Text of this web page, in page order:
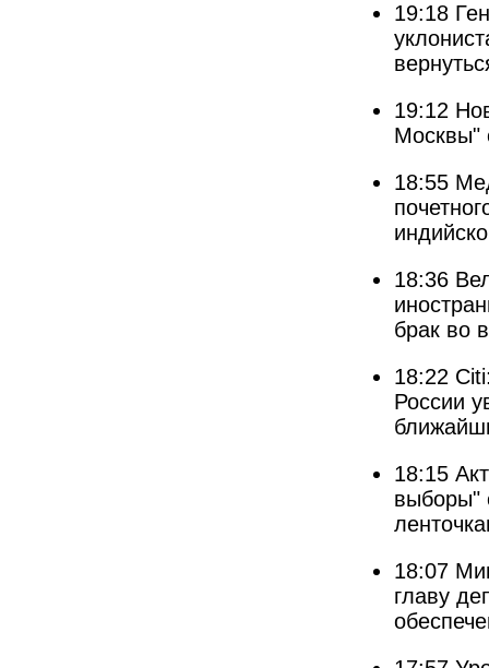
19:18
19:12
Москвы"
18:55
18:36
брак во
18:22
России
18:15
выборы"
18:07
главу